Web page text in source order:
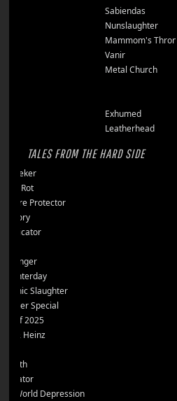
Sabiendas
Nunslaughter
Mammom's Throne
Vanir
Metal Church
Exhumed
Leatherhead
TALES FROM THE HARD SIDE
Endseeker
Jungle Rot
40 Jahre Protector
Vomitory
Messticator
Clawfinger
Slaughterday
Teutonic Slaughter
Silvester Special
Best of 2025
Inge & Heinz
Stillbirth
Knorkator
New World Depression